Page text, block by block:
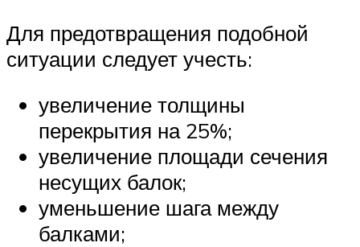
Для предотвращения подобной
ситуации следует учесть:
увеличение толщины
перекрытия на 25%;
увеличение площади сечения
несущих балок;
уменьшение шага между
балками;